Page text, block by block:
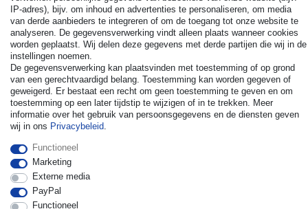
© Copyright 2026 | Alle rechten voorbehouden. - All rights
reserved. Prices incl. VAT. 19% VAT Basic prices see article detail
| * Applies to deliveries to the UK!
IP-adres), bijv. om inhoud en advertenties te personaliseren, om media
van derde aanbieders te integreren of om de toegang tot onze website te
analyseren. De gegevensverwerking vindt alleen plaats wanneer cookies
worden geplaatst. Wij delen deze gegevens met derde partijen die wij in de
instellingen noemen.
De gegevensverwerking kan plaatsvinden met toestemming of op grond
van een gerechtvaardigd belang. Toestemming kan worden gegeven of
geweigerd. Er bestaat een recht om geen toestemming te geven en om
toestemming op een later tijdstip te wijzigen of in te trekken. Meer
informatie over het gebruik van persoonsgegevens en de diensten geven
wij in ons Privacybeleid.
Functioneel
Marketing
Externe media
PayPal
Functioneel
Herroepingsrecht uitoefenen Contact